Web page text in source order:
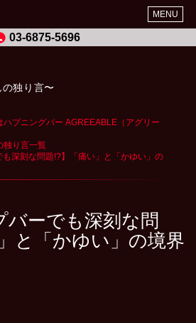
MENU
03-6875-5696
独り言
プニングバー AGREEABLE（アグリー
独り言一覧
深刻な問題!?】「痛い」と「かゆい」の
バーでも深刻な問
と「かゆい」の境界